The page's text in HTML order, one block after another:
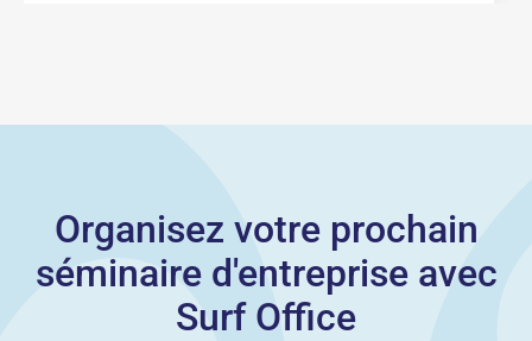
Organisez votre prochain
séminaire d'entreprise avec
Surf Office